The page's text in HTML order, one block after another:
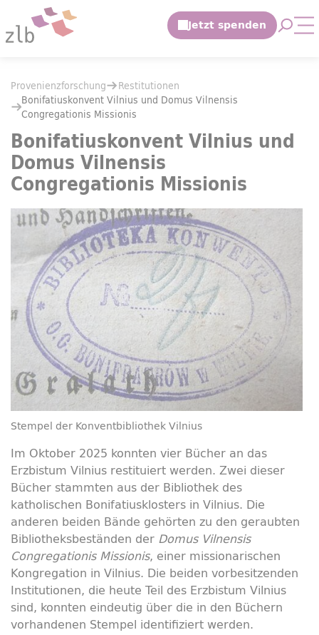
Zum Hauptinhalt springen
Zur Suche springen
Restitutionen
Bonifatiuskonvent Vilnius und Domus Vilnensis Congregationis
Sie befinden sich hier:
Provenienzforschung
Restitutionen
Bonifatiuskonvent Vilnius und Domus Vilnensis
Congregationis Missionis
Bonifatiuskonvent Vilnius und
Domus Vilnensis
Congregationis Missionis
Stempel der Konventbibliothek Vilnius
Im Oktober 2025 konnten vier Bücher an das
Erzbistum Vilnius restituiert werden. Zwei dieser
Bücher stammten aus der Bibliothek des
katholischen Bonifatiusklosters in Vilnius. Die
anderen beiden Bände gehörten zu den geraubten
Bibliotheksbeständen der Domus Vilnensis
Congregationis Missionis, einer missionarischen
Kongregation in Vilnius. Die beiden vorbesitzenden
Institutionen, die heute Teil des Erzbistum Vilnius
sind, konnten eindeutig über die in den Büchern
vorhandenen Stempel identifiziert werden.